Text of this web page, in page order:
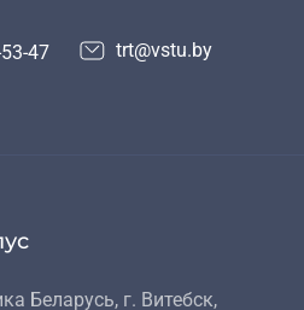
47 trt@vstu.by
Беларусь, г. Витебск,